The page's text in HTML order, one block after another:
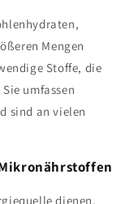
Mengen
Stoffe, die
umfassen
sind an vielen
dienen,